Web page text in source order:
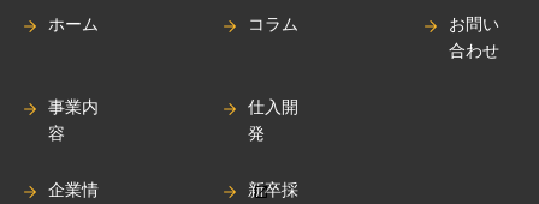
ホーム
事業内
容
企業情
コラム
仕入開
発
新卒採
お問い
合わせ